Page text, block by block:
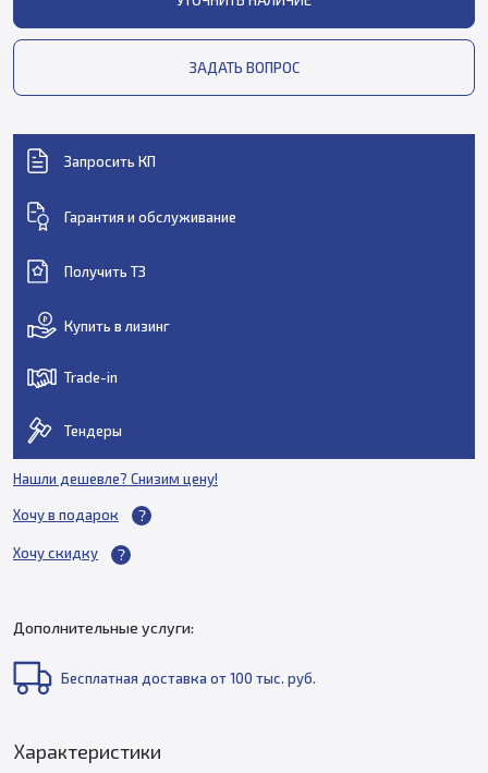
ЗАДАТЬ ВОПРОС
Запросить КП
Гарантия и обслуживание
Получить ТЗ
Купить в лизинг
Trade-in
Тендеры
Нашли дешевле? Снизим цену!
Хочу в подарок
Хочу скидку
Дополнительные услуги:
Бесплатная доставка от 100 тыс. руб.
Характеристики